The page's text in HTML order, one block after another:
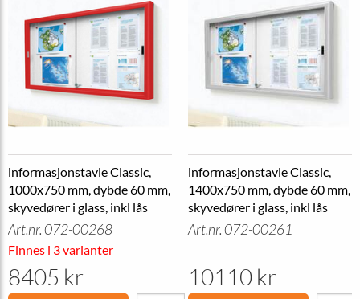
informasjonstavle Classic,
1000x750 mm, dybde 60 mm,
skyvedører i glass, inkl lås
Art.nr. 072-00268
Finnes i 3 varianter
8405 kr
informasjonstavle Classic,
1400x750 mm, dybde 60 mm,
skyvedører i glass, inkl lås
Art.nr. 072-00261
10110 kr